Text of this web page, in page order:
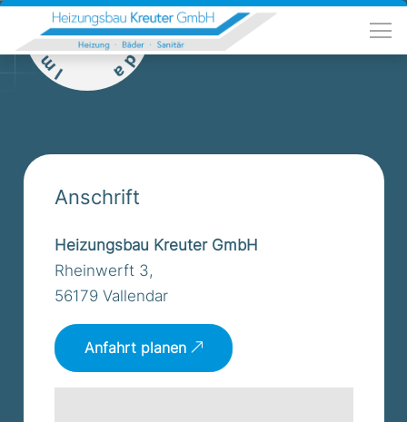
Anschrift
Heizungsbau Kreuter GmbH
Rheinwerft 3,
56179 Vallendar
Anfahrt planen